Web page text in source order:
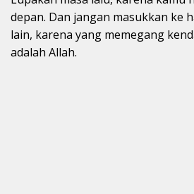
depan. Dan jangan masukkan ke
lain, karena yang memegang
adalah Allah.